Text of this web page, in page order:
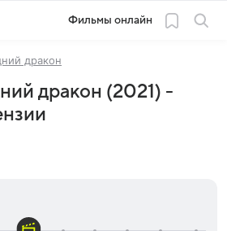
Фильмы онлайн
дракон
дракон (2021) -